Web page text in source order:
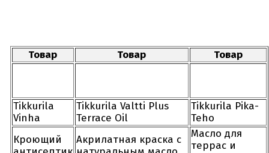
Товар Товар Товар
Tikkurila
Vinha
Tikkurila Valtti Plus
Terrace Oil
Tikkurila Pika-
Teho
Кроющий
Акрилатная краска с
Масло для
террас и